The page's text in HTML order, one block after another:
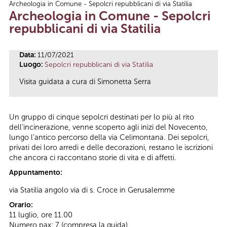
Tu sei qui
Archeologia in Comune - Sepolcri repubblicani di via Statilia
Archeologia in Comune - Sepolcri
repubblicani di via Statilia
Data: 11/07/2021
Luogo: Sepolcri repubblicani di via Statilia
Visita guidata a cura di Simonetta Serra
Un gruppo di cinque sepolcri destinati per lo più al rito
dell’incinerazione, venne scoperto agli inizi del Novecento,
lungo l’antico percorso della via Celimontana. Dei sepolcri,
privati dei loro arredi e delle decorazioni, restano le iscrizioni
che ancora ci raccontano storie di vita e di affetti.
Appuntamento:
via Statilia angolo via di s. Croce in Gerusalemme
Orario:
11 luglio, ore 11.00
Numero pax: 7 (compresa la guida)